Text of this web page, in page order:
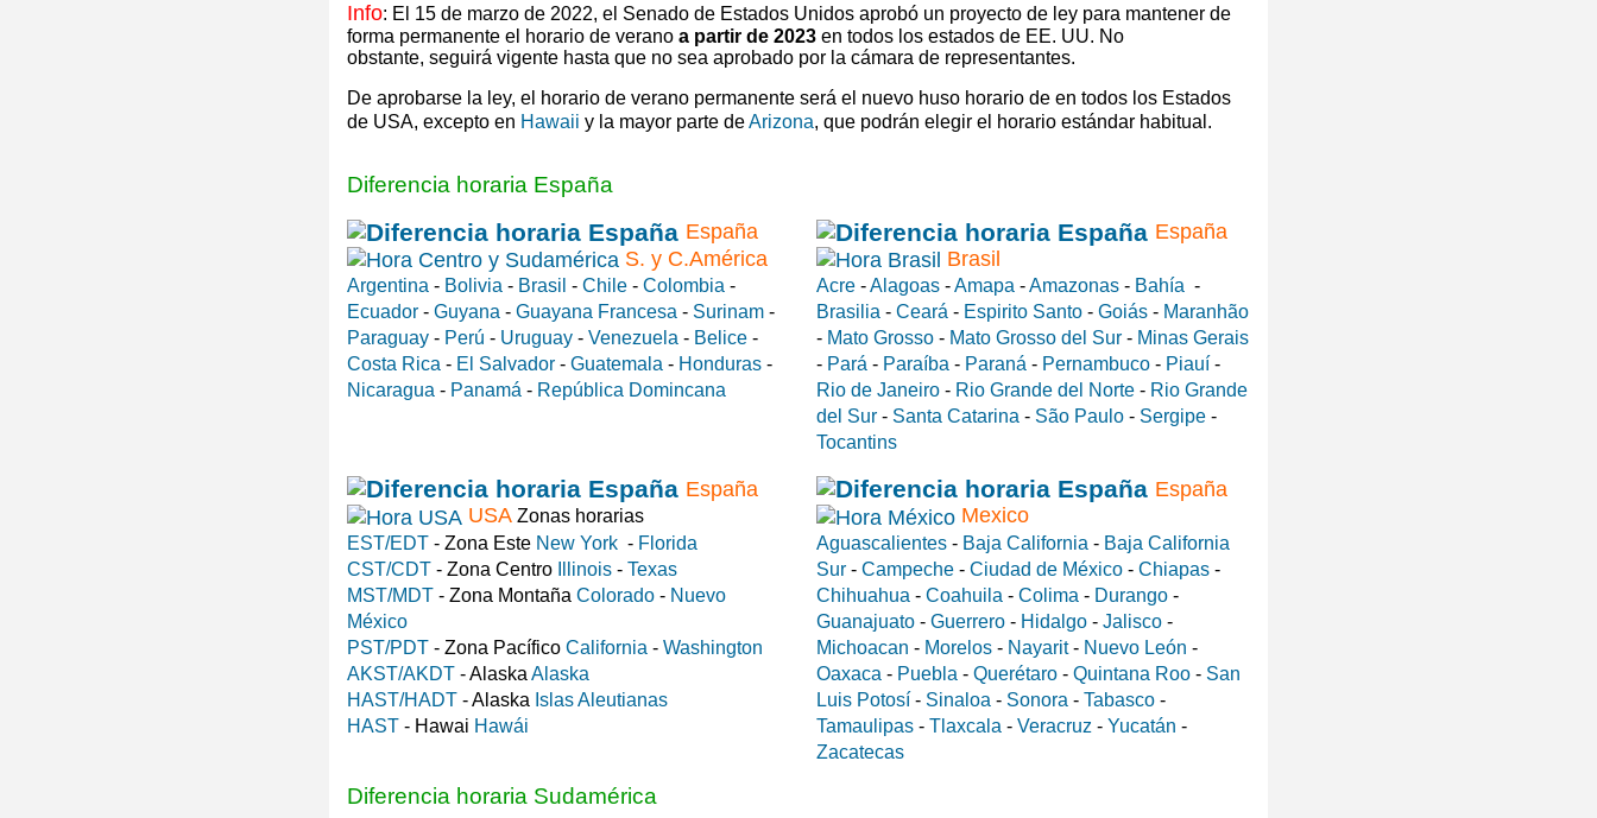
Info: El 15 de marzo de 2022, el Senado de Estados Unidos aprobó un proyecto de ley para mantener de
forma permanente el horario de verano a partir de 2023 en todos los estados de EE. UU. No
obstante, seguirá vigente hasta que no sea aprobado por la cámara de representantes.
De aprobarse la ley, el horario de verano permanente será el nuevo huso horario de en todos los Estados
de USA, excepto en Hawaii y la mayor parte deArizona, que podrán elegir el horario estándar habitual.
Diferencia horaria España
España
S. y C.América
Argentina - Bolivia - Brasil - Chile - Colombia -
Ecuador - Guyana - Guayana Francesa - Surinam -
Paraguay - Perú - Uruguay - Venezuela - Belice -
Costa Rica - El Salvador - Guatemala - Honduras -
Nicaragua - Panamá - República Domincana
España
Brasil
Acre -Alagoas -Amapa -Amazonas - Bahía -
Brasilia - Ceará - Espirito Santo - Goiás - Maranhão
- Mato Grosso - Mato Grosso del Sur - Minas Gerais
- Pará - Paraíba - Paraná - Pernambuco - Piauí -
Rio de Janeiro - Rio Grande del Norte - Rio Grande
del Sur - Santa Catarina - São Paulo - Sergipe -
Tocantins
España
USA Zonas horarias
EST/EDT - Zona Este New York - Florida
CST/CDT - Zona Centro Illinois - Texas
MST/MDT - Zona Montaña Colorado - Nuevo
México
PST/PDT - Zona Pacífico California - Washington
AKST/AKDT - Alaska Alaska
HAST/HADT - Alaska Islas Aleutianas
HAST - Hawai Hawái
España
Mexico
Aguascalientes - Baja California - Baja California
Sur - Campeche - Ciudad de México - Chiapas -
Chihuahua - Coahuila - Colima - Durango -
Guanajuato - Guerrero - Hidalgo - Jalisco -
Michoacan - Morelos - Nayarit- Nuevo León -
Oaxaca - Puebla - Querétaro - Quintana Roo - San
Luis Potosí - Sinaloa - Sonora - Tabasco -
Tamaulipas - Tlaxcala - Veracruz - Yucatán -
Zacatecas
Diferencia horaria Sudamérica